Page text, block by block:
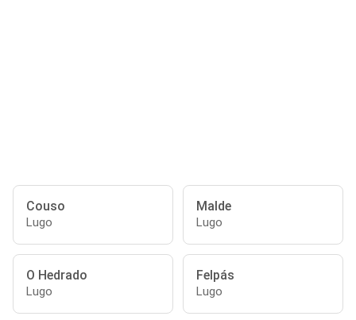
Couso
Lugo
Malde
Lugo
O Hedrado
Lugo
Felpás
Lugo